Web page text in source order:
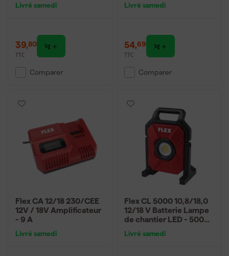
Livré samedi
39,80
TTC
Comparer
Livré samedi
54,69
TTC
Comparer
Flex CA 12/18 230/CEE
12V / 18V Amplificateur
- 9 A
Livré samedi
Flex CL 5000 10,8/18,0
12/18 V Batterie Lampe
de chantier LED - 5000
Livré samedi